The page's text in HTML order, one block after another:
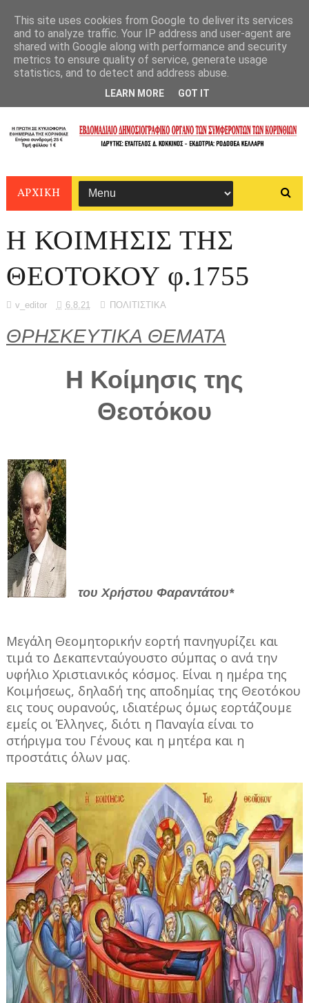
ΑΡΧΙΚΗ
Η ΚΟΙΜΗΣΙΣ ΤΗΣ
ΘΕΟΤΟΚΟΥ φ.1755
v_editor 6.8.21 ΠΟΛΙΤΙΣΤΙΚΑ
ΘΡΗΣΚΕΥΤΙΚΑ ΘΕΜΑΤΑ
Η Κοίμησις της
Θεοτόκου
του Χρήστου Φαραντάτου*
Μεγάλη Θεομητορικήν εορτή πανηγυρίζει και
τιμά το Δεκαπενταύγουστο σύμπας ο ανά την
υφήλιο Χριστιανικός κόσμος. Είναι η ημέρα της
Κοιμήσεως, δηλαδή της αποδημίας της Θεοτόκου
εις τους ουρανούς, ιδιατέρως όμως εορτάζουμε
εμείς οι Έλληνες, διότι η Παναγία είναι το
στήριγμα του Γένους και η μητέρα και η
προστάτις όλων μας.
This site uses cookies from Google to deliver its services
and to analyze traffic. Your IP address and user-agent are
shared with Google along with performance and security
metrics to ensure quality of service, generate usage
statistics, and to detect and address abuse.
LEARN MORE GOT IT